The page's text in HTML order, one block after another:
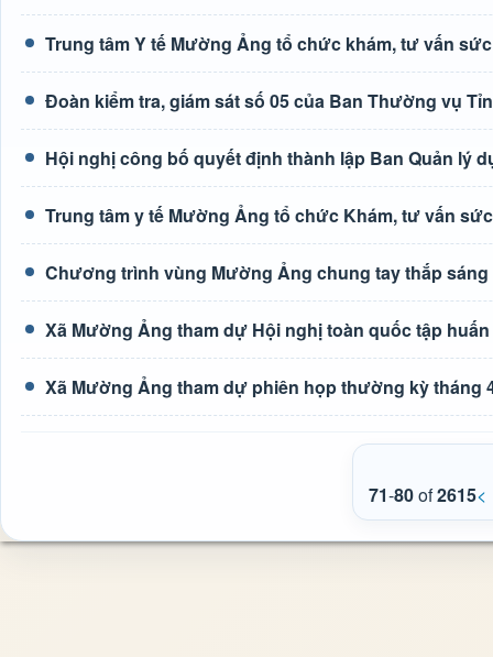
Trung tâm Y tế Mường Ảng tổ chức khám, tư vấn
Đoàn kiểm tra, giám sát số 05 của Ban Thường vụ
Hội nghị công bố quyết định thành lập Ban Quản lý
Trung tâm y tế Mường Ảng tổ chức Khám, tư vấn
Chương trình vùng Mường Ảng chung tay thắp
Xã Mường Ảng tham dự Hội nghị toàn quốc tập
Xã Mường Ảng tham dự phiên họp thường kỳ tháng
71-80of2615<